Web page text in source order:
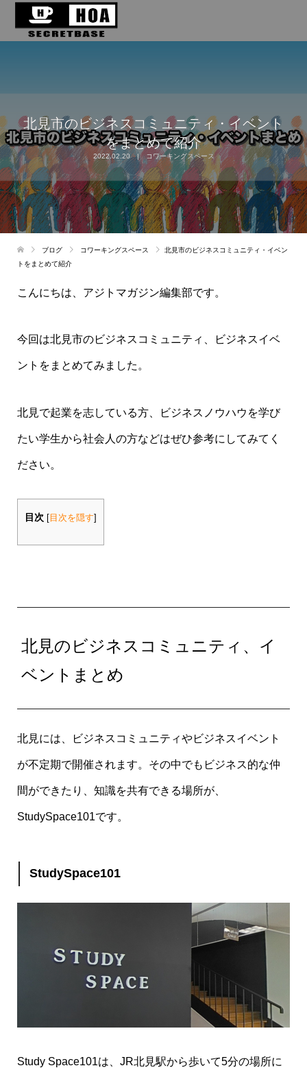
北見市のビジネスコミュニティ・イベント
をまとめて紹介
2022.02.20 コワーキングスペース
ブログ コワーキングスペース
北見市のビジネスコミュニティ・イベン
トをまとめて紹介
こんにちは、アジトマガジン編集部です。
今回は北見市のビジネスコミュニティ、ビジネスイベ
ントをまとめてみました。
北見で起業を志している方、ビジネスノウハウを学び
たい学生から社会人の方などはぜひ参考にしてみてく
ださい。
目次 目次を隠す
北見のビジネスコミュニティ、イ
ベントまとめ
北見には、ビジネスコミュニティやビジネスイベント
が不定期で開催されます。その中でも ビジネス的な仲
間ができたり、知識を共有できる場所が、
StudySpace101です。
StudySpace101
Study Space101は、JR北見駅から歩いて5分の場所に